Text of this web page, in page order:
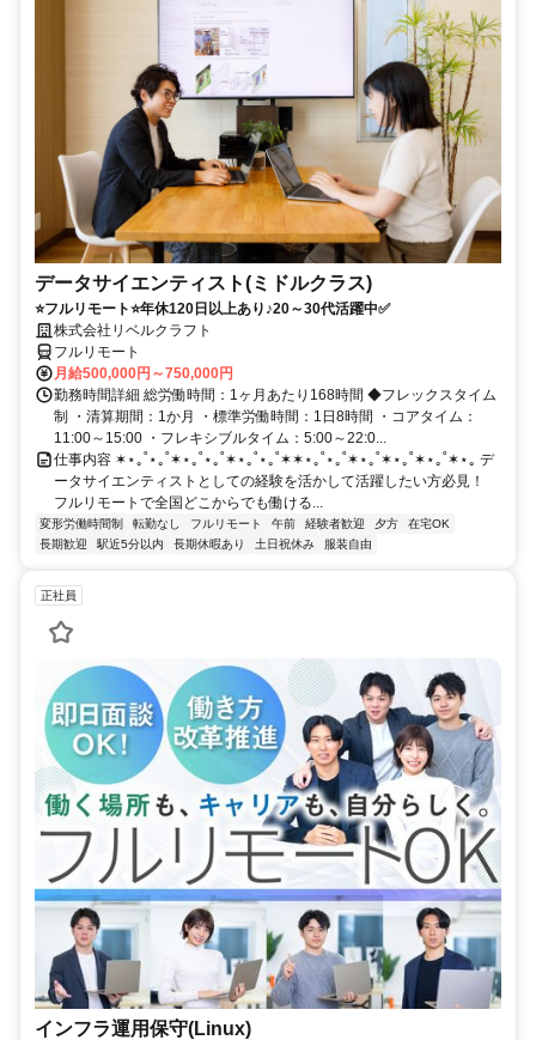
データサイエンティスト(ミドルクラス)
⭐フルリモート⭐年休120日以上あり♪20～30代活躍中✅
株式会社リベルクラフト
フルリモート
月給500,000円～750,000円
勤務時間詳細 総労働時間：1ヶ月あたり168時間 ◆フレックスタイム
制 ・清算期間：1か月 ・標準労働時間：1日8時間 ・コアタイム：
11:00～15:00 ・フレキシブルタイム：5:00～22:0...
仕事内容 ✶⋆｡˚⋆｡˚✶⋆｡˚⋆｡˚✶⋆｡˚⋆｡˚✶✶⋆｡˚⋆｡˚✶⋆｡˚✶⋆｡˚✶⋆｡˚✶⋆｡ デ
ータサイエンティストとしての経験を活かして活躍したい方必見！
フルリモートで全国どこからでも働ける...
変形労働時間制 転勤なし フルリモート 午前 経験者歓迎 夕方
在宅OK
長期歓迎
駅近5分以内 長期休暇あり 土日祝休み 服装自由
正社員
インフラ運用保守(Linux)